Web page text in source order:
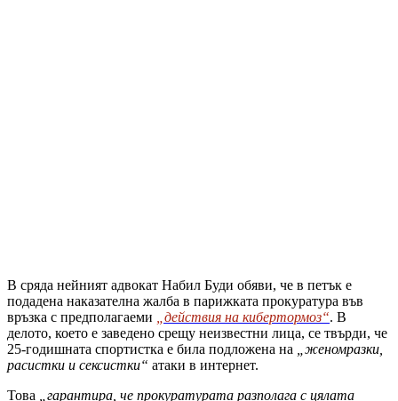
В сряда нейният адвокат Набил Буди обяви, че в петък е
подадена наказателна жалба в парижката прокуратура във
връзка с предполагаеми
„действия на кибертормоз“. В
делото, което е заведено срещу неизвестни лица, се твърди, че
25-годишната спортистка е била подложена на
„женомразки,
расистки и сексистки“ атаки в интернет.
Това „гарантира, че прокуратурата разполага с цялата